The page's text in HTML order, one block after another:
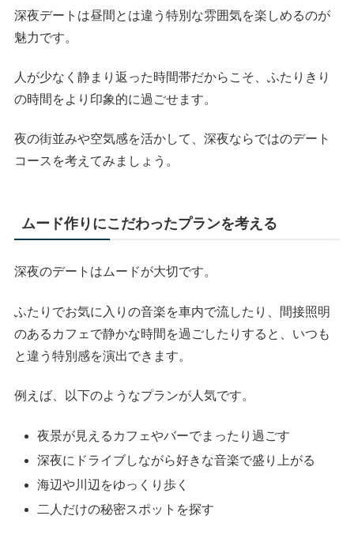
深夜デートは昼間とは違う特別な雰囲気を楽しめるのが
魅力です。
人が少なく静まり返った時間帯だからこそ、ふたりきり
の時間をより印象的に過ごせます。
夜の街並みや空気感を活かして、深夜ならではのデート
コースを考えてみましょう。
ムード作りにこだわったプランを考える
深夜のデートはムードが大切です。
ふたりでお気に入りの音楽を車内で流したり、間接照明
のあるカフェで静かな時間を過ごしたりすると、いつも
と違う特別感を演出できます。
例えば、以下のようなプランが人気です。
夜景が見えるカフェやバーでまったり過ごす
深夜にドライブしながら好きな音楽で盛り上がる
海辺や川辺をゆっくり歩く
二人だけの秘密スポットを探す